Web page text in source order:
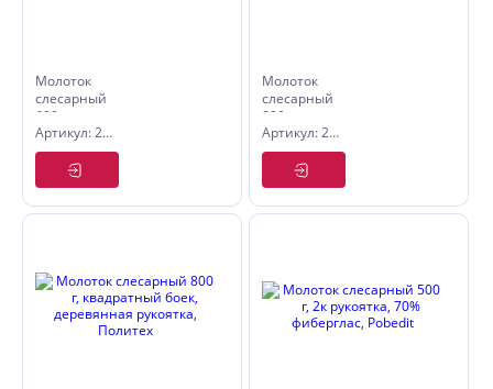
Молоток
слесарный
600 г,
квадратный
боек,
деревянная
рукоятка,
Политех
Артикул: 2535060
Молоток
слесарный
800 г,
фибергласовая
рукоятка,
Политех
Артикул: 2540080